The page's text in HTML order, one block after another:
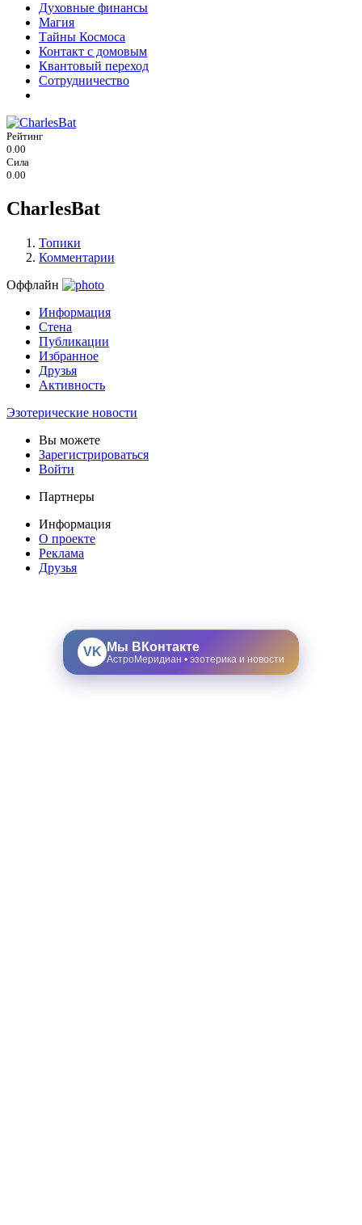
Духовные финансы
Магия
Тайны Космоса
Контакт с домовым
Квантовый переход
Сотрудничество
Рейтинг
0.00
Сила
0.00
CharlesBat
Топики
Комментарии
Оффлайн
Информация
Стена
Публикации
Избранное
Друзья
Активность
Эзотерические новости
Вы можете
Зарегистрироваться
Войти
Партнеры
Информация
О проекте
Реклама
Друзья
VK Мы ВКонтакте
АстроМеридиан • эзотерика и новости